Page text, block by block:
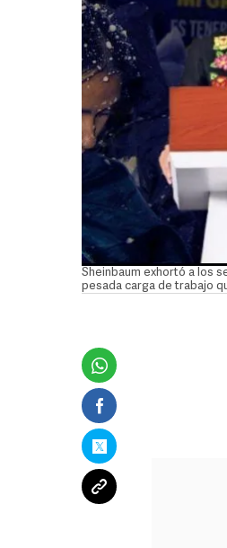
Sheinbaum exhortó a los
pesada carga de trabajo